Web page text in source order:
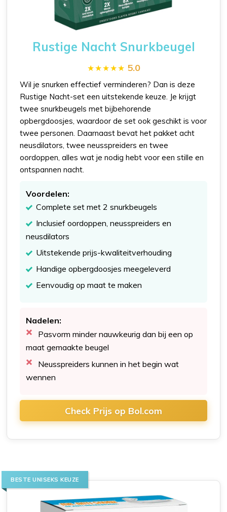
Rustige Nacht Snurkbeugel
5.0
Wil je snurken effectief verminderen? Dan is deze
Rustige Nacht-set een uitstekende keuze. Je krijgt
twee snurkbeugels met bijbehorende
opbergdoosjes, waardoor de set ook geschikt is voor
twee personen. Daarnaast bevat het pakket acht
neusdilators, twee neusspreiders en twee
oordoppen, alles wat je nodig hebt voor een stille en
ontspannen nacht.
Voordelen:
Complete set met 2 snurkbeugels
Inclusief oordoppen, neusspreiders en
neusdilators
Uitstekende prijs-kwaliteitverhouding
Handige opbergdoosjes meegeleverd
Eenvoudig op maat te maken
Nadelen:
Pasvorm minder nauwkeurig dan bij een op
maat gemaakte beugel
Neusspreiders kunnen in het begin wat
wennen
Check Prijs op Bol.com
BESTE UNISEKS KEUZE